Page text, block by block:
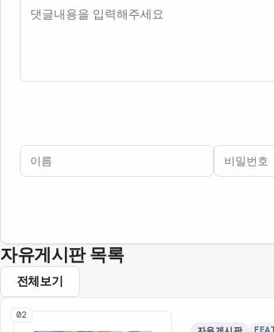
이름필수
비밀번호
자유게시판 목록
전체보기
02